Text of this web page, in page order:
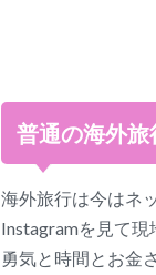
普通の海外旅
海外旅行は今はネ
Instagramを見て現
勇気と時間とお金